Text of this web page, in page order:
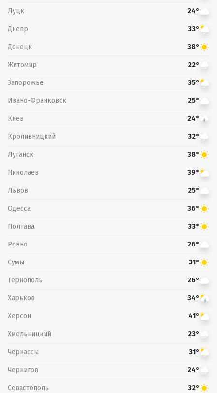
Луцк 24°
Днепр 33°
Донецк 38°
Житомир 22°
Запорожье 35°
Ивано-Франковск 25°
Киев 24°
Кропивницкий 32°
Луганск 38°
Николаев 39°
Львов 25°
Одесса 36°
Полтава 33°
Ровно 26°
Сумы 31°
Тернополь 26°
Харьков 34°
Херсон 41°
Хмельницкий 23°
Черкассы 31°
Чернигов 24°
Севастополь 32°